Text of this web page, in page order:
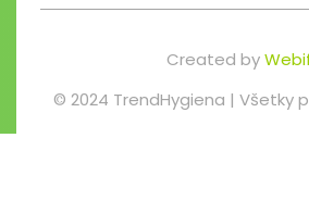
Created by
© 2024 TrendHygiena | Všetky